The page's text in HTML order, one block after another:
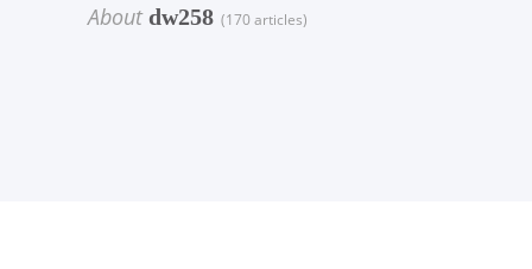
Aboutdw258 (170 articles)